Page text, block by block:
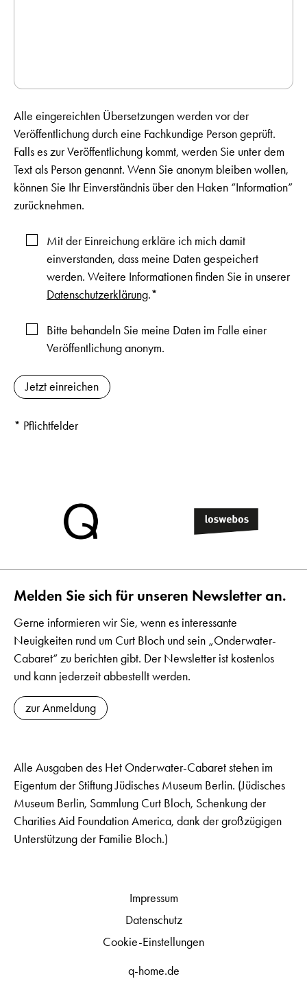
Alle eingereichten Übersetzungen werden vor der
Veröffentlichung durch eine Fachkundige Person geprüft.
Falls es zur Veröffentlichung kommt, werden Sie unter dem
Text als Person genannt. Wenn Sie anonym bleiben wollen,
können Sie Ihr Einverständnis über den Haken “Information”
zurücknehmen.
Mit der Einreichung erkläre ich mich damit
einverstanden, dass meine Daten gespeichert
werden. Weitere Informationen finden Sie in unserer
Datenschutzerklärung.*
Bitte behandeln Sie meine Daten im Falle einer
Veröffentlichung anonym.
* Pflichtfelder
Melden Sie sich für unseren Newsletter an.
Gerne informieren wir Sie, wenn es interessante
Neuigkeiten rund um Curt Bloch und sein „Onderwater-
Cabaret“ zu berichten gibt. Der Newsletter ist kostenlos
und kann jederzeit abbestellt werden.
zur Anmeldung
Alle Ausgaben des Het Onderwater-Cabaret stehen im
Eigentum der Stiftung Jüdisches Museum Berlin. (Jüdisches
Museum Berlin, Sammlung Curt Bloch, Schenkung der
Charities Aid Foundation America, dank der großzügigen
Unterstützung der Familie Bloch.)
q-home.de
Impressum
Datenschutz
Cookie-Einstellungen